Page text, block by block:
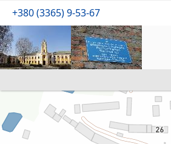
+380 (3365) 9-53-67